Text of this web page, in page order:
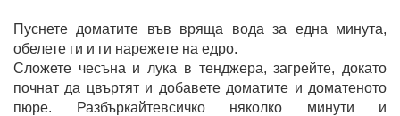
Пуснете доматите във вряща вода за една минута,
обелете ги и ги нарежете на едро.
Сложете чесъна и лука в тенджера, загрейте, докато
почнат да цвъртят и добавете доматите и доматеното
пюре. Разбъркайтевсичко няколко минути и